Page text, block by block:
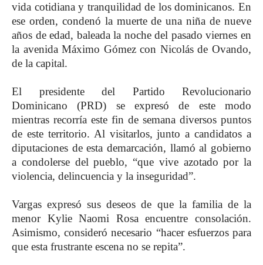
vida cotidiana y tranquilidad de los dominicanos. En
ese orden, condenó la muerte de una niña de nueve
años de edad, baleada la noche del pasado viernes en
la avenida Máximo Gómez con Nicolás de Ovando,
de la capital.
El presidente del Partido Revolucionario
Dominicano (PRD) se expresó de este modo
mientras recorría este fin de semana diversos puntos
de este territorio. Al visitarlos, junto a candidatos a
diputaciones de esta demarcación, llamó al gobierno
a condolerse del pueblo, “que vive azotado por la
violencia, delincuencia y la inseguridad”.
Vargas expresó sus deseos de que la familia de la
menor Kylie Naomi Rosa encuentre consolación.
Asimismo, consideró necesario “hacer esfuerzos para
que esta frustrante escena no se repita”.